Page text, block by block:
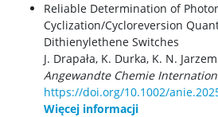
Reliable Determination of
Cyclization/Cycloreversion
Dithienylethene Switches
J. Drapała, K. Durka, K. N.
Angewandte Chemie
https://doi.org/10.1002/
Więcej informacji